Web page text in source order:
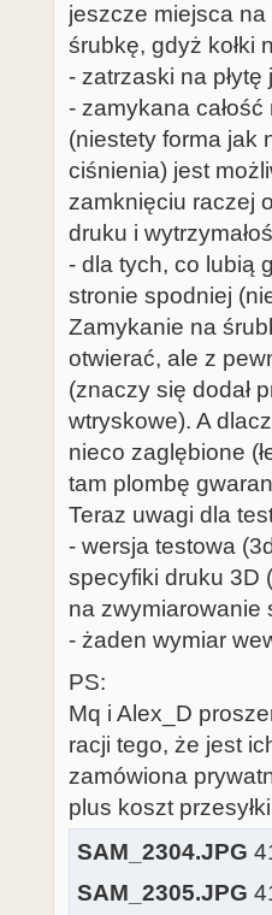
jeszcze miejsca na
śrubkę, gdyż kołki
- zatrzaski na
- zamykana
(niestety forma jak
ciśnienia) jest
zamknięciu raczej
druku i
- dla tych, co lubią
stronie spodniej
Zamykanie na
otwierać, ale z
(znaczy się dodał
wtryskowe). A
nieco zaglębione
tam plombę
Teraz uwagi dla
- wersja testowa
specyfiki druku 3D
na zwymiarowanie
- żaden wymiar
PS:
Mq i Alex_D
racji tego, że jest
zamówiona
plus koszt
SAM_2304.JPG
SAM_2305.JPG